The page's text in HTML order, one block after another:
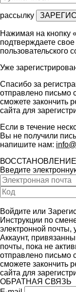
рассылку
Нажимая на кнопку
подтверждаете
пользовательского
Уже
Спасибо за
отправлено письмо
сможете закончить
сайта для
Если в течение
Вы не получили
напишите нам:
Введите
Войдите или
Инструкции по
электронной почты,
Аккаунт,
почты, пока не
отправлено письмо
сможете закончить
сайта для
ОБРАТНАЯ СВЯЗЬ